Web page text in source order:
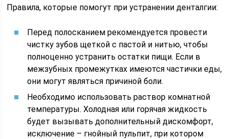
Правила, которые помогут при устранении денталгии:
Перед полосканием рекомендуется провести
чистку зубов щеткой с пастой и нитью, чтобы
полноценно устранить остатки пищи. Если в
межзубных промежутках имеются частички еды,
они могут являться причиной боли.
Необходимо использовать раствор комнатной
температуры. Холодная или горячая жидкость
будет вызывать дополнительный дискомфорт,
исключение – гнойный пульпит, при котором